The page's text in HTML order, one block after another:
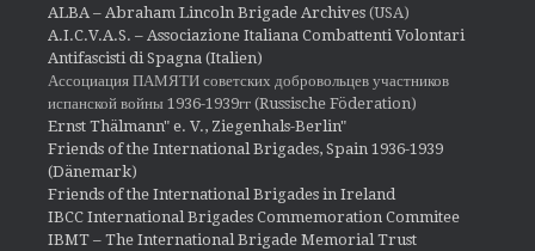
ALBA – Abraham Lincoln Brigade Archives (USA)
A.I.C.V.A.S. – Associazione Italiana Combattenti Volontari
Antifascisti di Spagna (Italien)
Ассоциация ПАМЯТИ советских добровольцев участников
испанской войны 1936-1939гг (Russische Föderation)
Ernst Thälmann" e. V., Ziegenhals-Berlin"
Friends of the International Brigades, Spain 1936-1939
(Dänemark)
Friends of the International Brigades in Ireland
IBCC International Brigades Commemoration Commitee
IBMT – The International Brigade Memorial Trust